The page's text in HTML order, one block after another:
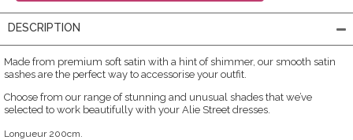
DESCRIPTION
Made from premium soft satin with a hint of shimmer, our smooth satin
sashes are the perfect way to accessorise your outfit.
Choose from our range of stunning and unusual shades that we’ve
selected to work beautifully with your Alie Street dresses.
Longueur 200cm.